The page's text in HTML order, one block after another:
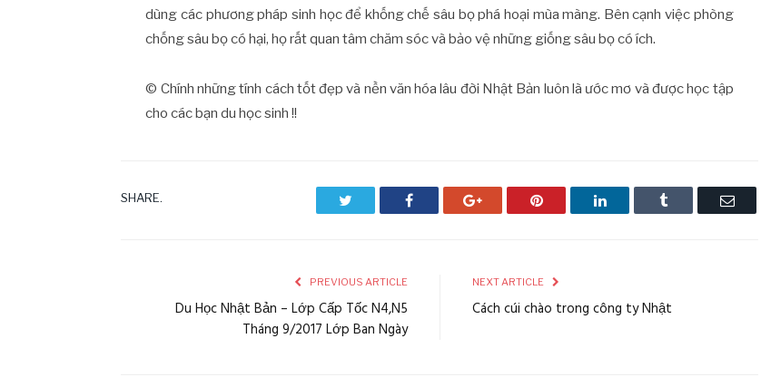
dùng các phương pháp sinh học để khống chế sâu bọ phá hoại mùa màng. Bên cạnh việc phòng
chống sâu bọ có hại, họ rất quan tâm chăm sóc và bảo vệ những giống sâu bọ có ích.
© Chính những tính cách tốt đẹp và nền văn hóa lâu đời Nhật Bản luôn là ước mơ và được học tập
cho các bạn du học sinh !!
SHARE. Facebook Google+ Pinterest LinkedIn Tumblr Email
PREVIOUS ARTICLE
Du Học Nhật Bản – Lớp Cấp Tốc N4,N5
Tháng 9/2017 Lớp Ban Ngày
NEXT ARTICLE
Cách cúi chào trong công ty Nhật